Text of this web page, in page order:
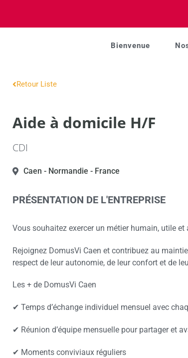
Bienvenue
Retour Liste
Aide à domicile H/F
CDI
Caen - Normandie - France
PRÉSENTATION DE L'ENTREPRISE
Vous souhaitez exercer un métier humain, utile et
Rejoignez DomusVi Caen et contribuez au
respect de leur autonomie, de leur confort et de
Les + de DomusVi Caen
✔ Temps d’échange individuel mensuel avec
✔ Réunion d’équipe mensuelle pour partager et
✔ Moments conviviaux réguliers